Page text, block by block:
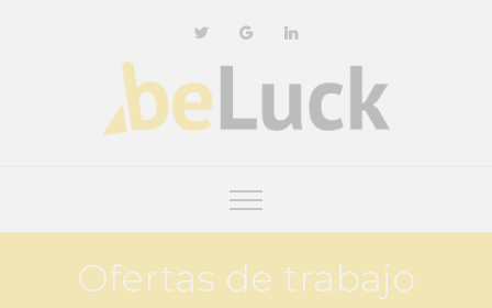
Ofertas de trabajo